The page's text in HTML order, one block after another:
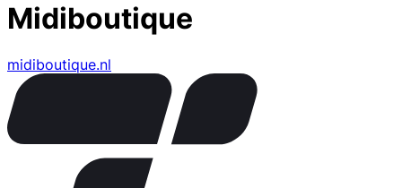
Midiboutique
midiboutique.nl